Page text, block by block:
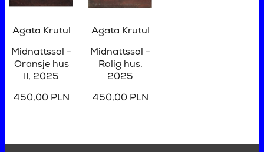
Agata Krutul
Midnattssol -
Oransje hus
II, 2025
450,00 PLN
Agata Krutul
Midnattssol -
Rolig hus,
2025
450,00 PLN